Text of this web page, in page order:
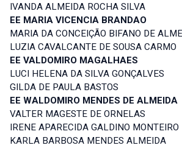
IVANDA ALMEIDA ROCHA SILVA
EE MARIA VICENCIA BRANDAO
MARIA DA CONCEIÇÃO BIFANO DE
LUZIA CAVALCANTE DE SOUSA CARMO
EE VALDOMIRO MAGALHAES
LUCI HELENA DA SILVA GONÇALVES
GILDA DE PAULA BASTOS
EE WALDOMIRO MENDES DE ALMEIDA
VALTER MAGESTE DE ORNELAS
IRENE APARECIDA GALDINO MONTEIRO
KARLA BARBOSA MENDES ALMEIDA